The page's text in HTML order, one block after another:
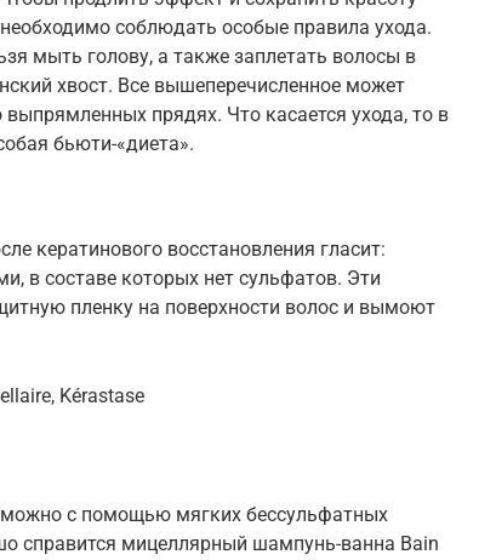
соблюдать особые правила ухода.
мыть голову, а также заплетать волосы в
хвост. Все вышеперечисленное может
прядях. Что касается ухода, то в
бьюти-«диета».
кератинового восстановления гласит:
в составе которых нет сульфатов. Эти
пленку на поверхности волос и вымоют
Kérastase
с помощью мягких бессульфатных
справится мицеллярный шампунь-ванна Bain